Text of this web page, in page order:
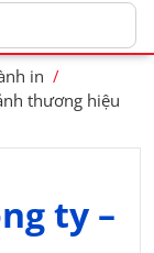
in /
thương hiệu
ty –